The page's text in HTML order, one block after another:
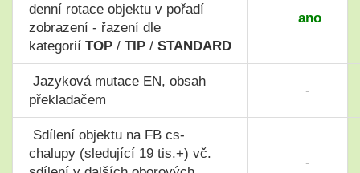
denní rotace objektu v pořadí
zobrazení - řazení dle
kategorií TOP / TIP / STANDARD
ano
Jazyková mutace EN, obsah
překladačem
-
Sdílení objektu na FB cs-
chalupy (sledující 19 tis.+) vč.
-